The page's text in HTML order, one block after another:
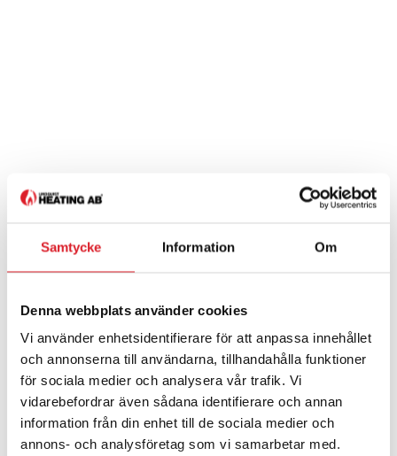
Samtycke Information Om
Denna webbplats använder cookies
Vi använder enhetsidentifierare för att anpassa innehållet
och annonserna till användarna, tillhandahålla funktioner
för sociala medier och analysera vår trafik. Vi
vidarebefordrar även sådana identifierare och annan
information från din enhet till de sociala medier och
annons- och analysföretag som vi samarbetar med.